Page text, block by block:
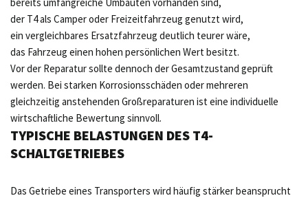
der T4 als Camper oder Freizeitfahrzeug genutzt wird,
ein vergleichbares Ersatzfahrzeug deutlich teurer wäre,
das Fahrzeug einen hohen persönlichen Wert besitzt.
Vor der Reparatur sollte dennoch der Gesamtzustand geprüft
werden. Bei starken Korrosionsschäden oder mehreren
gleichzeitig anstehenden Großreparaturen ist eine individuelle
wirtschaftliche Bewertung sinnvoll.
TYPISCHE BELASTUNGEN DES T4-
SCHALTGETRIEBES
Das Getriebe eines Transporters wird häufig stärker beansprucht